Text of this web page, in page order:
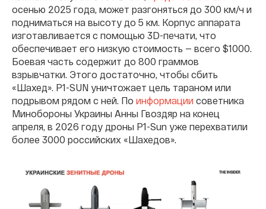
осенью 2025 года, может разгоняться до 300 км/ч и
подниматься на высоту до 5 км. Корпус аппарата
изготавливается с помощью 3D-печати, что
обеспечивает его низкую стоимость — всего $1000.
Боевая часть содержит до 800 граммов
взрывчатки. Этого достаточно, чтобы сбить
«Шахед». P1-SUN уничтожает цель тараном или
подрывом рядом с ней. По информации советника
Минобороны Украины Анны Гвоздяр на конец
апреля, в 2026 году дроны P1-Sun уже перехватили
более 3000 российских «Шахедов».